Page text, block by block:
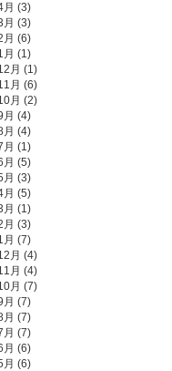
(3)
(3)
(6)
(1)
月 (1)
月 (6)
月 (2)
(4)
(4)
(1)
(5)
(3)
(5)
(1)
(3)
(7)
月 (4)
月 (4)
月 (7)
(7)
(7)
(7)
(6)
(6)